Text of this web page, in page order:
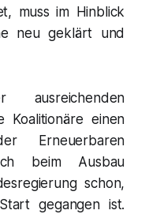
muss im Hinblick
neu geklärt und
ausreichenden
Koalitionäre einen
Erneuerbaren
beim Ausbau
schon,
gegangen ist.